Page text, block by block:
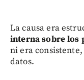
La causa era
interna sobre los
ni era
datos.